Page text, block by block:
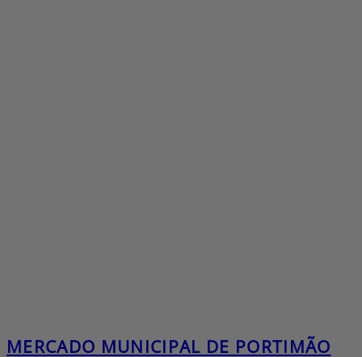
MERCADO MUNICIPAL DE PORTIMÃO